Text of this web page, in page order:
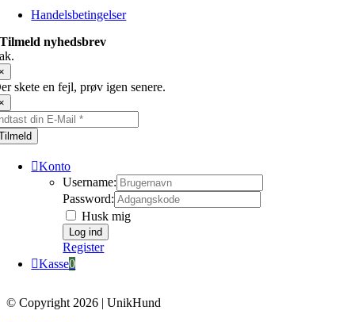
Handelsbetingelser
Tilmeld nyhedsbrev
skete en fejl, prøv igen senere.
Konto
Username:
Password:
Husk mig
Register
Kasse0
© Copyright 2026 | UnikHund